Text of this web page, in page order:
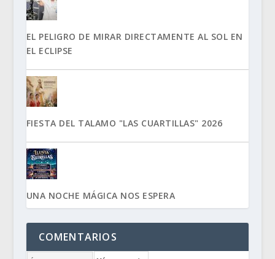
EL PELIGRO DE MIRAR DIRECTAMENTE AL SOL EN
EL ECLIPSE
FIESTA DEL TALAMO "LAS CUARTILLAS" 2026
UNA NOCHE MÁGICA NOS ESPERA
COMENTARIOS